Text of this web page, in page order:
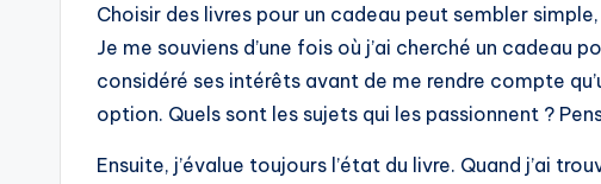
Choisir des livres pour un cadeau peut sembler
Je me souviens d’une fois où j’ai cherché un cadeau
considéré ses intérêts avant de me rendre compte
option. Quels sont les sujets qui les passionnent ?
Ensuite, j’évalue toujours l’état du livre. Quand j’ai